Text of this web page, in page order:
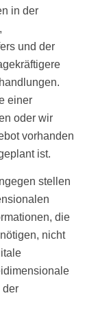
in der
und der
einer
oder wir
vorhanden
ist.
stellen
die
nicht
der